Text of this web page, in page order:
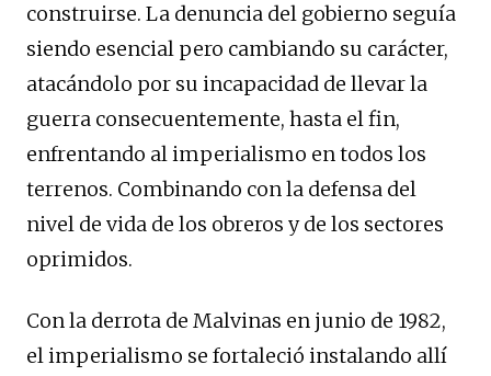
construirse. La denuncia del gobierno seguía
siendo esencial pero cambiando su carácter,
atacándolo por su incapacidad de llevar la
guerra consecuentemente, hasta el fin,
enfrentando al imperialismo en todos los
terrenos. Combinando con la defensa del
nivel de vida de los obreros y de los sectores
oprimidos.
Con la derrota de Malvinas en junio de 1982,
el imperialismo se fortaleció instalando allí